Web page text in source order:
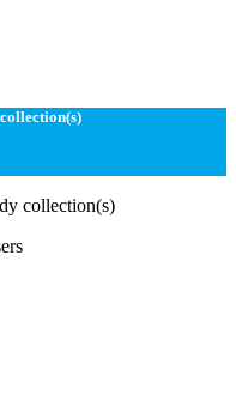
collection(s)